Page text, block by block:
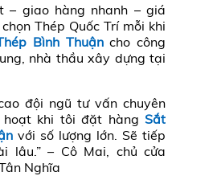
– giao hàng nhanh – giá
Thép Quốc Trí mỗi khi
Bình Thuậncho công
nhà thầu xây dựng tại
đội ngũ tư vấn chuyên
khi tôi đặt hàng Sắt
với số lượng lớn. Sẽ tiếp
lâu.” – Cô Mai, chủ cửa
Nghĩa